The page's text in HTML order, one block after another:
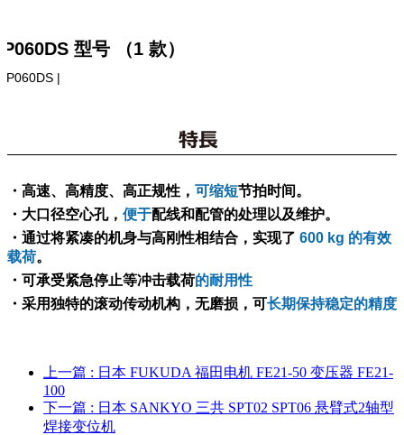
型号 （1 款）
|
・高速、高精度、高正规性， 可缩短节拍时间。
・大口径空心孔， 便于配线和配管的处理以及维护。
・通过将紧凑的机身与高刚性相结合，实现了 600 kg 的有效
载荷。
・可承受紧急停止等冲击载荷的耐用性
・采用独特的滚动传动机构，无磨损，可长期保持稳定的精度
上一篇 : 日本 FUKUDA 福田电机 FE21-50 变压器 FE21-
100
下一篇 : 日本 SANKYO 三共 SPT02 SPT06 悬臂式2轴型
焊接变位机